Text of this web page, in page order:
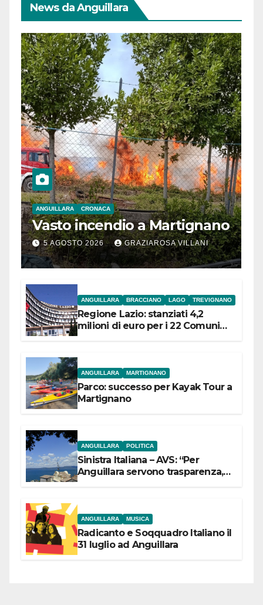
News da Anguillara
ANGUILLARA CRONACA
Vasto incendio a Martignano
5 AGOSTO 2026 GRAZIAROSA VILLANI
ANGUILLARA BRACCIANO LAGO TREVIGNANO
Regione Lazio: stanziati 4,2
milioni di euro per i 22 Comuni
ANGUILLARA MARTIGNANO
Parco: successo per Kayak Tour a
Martignano
ANGUILLARA POLITICA
Sinistra Italiana – AVS: “Per
Anguillara servono trasparenza,
ANGUILLARA MUSICA
Radicanto e Soqquadro Italiano il
31 luglio ad Anguillara